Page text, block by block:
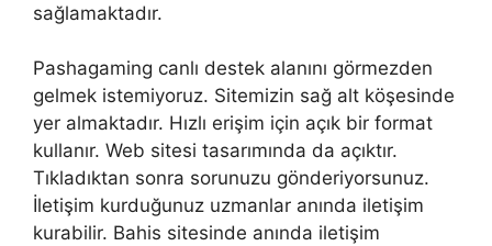
sağlamaktadır.
Pashagaming canlı destek alanını görmezden
gelmek istemiyoruz. Sitemizin sağ alt köşesinde
yer almaktadır. Hızlı erişim için açık bir format
kullanır. Web sitesi tasarımında da açıktır.
Tıkladıktan sonra sorunuzu gönderiyorsunuz.
İletişim kurduğunuz uzmanlar anında iletişim
kurabilir. Bahis sitesinde anında iletişim